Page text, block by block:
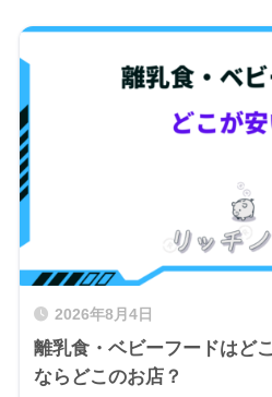
2026年8月4日
離乳食・ベビーフードはど
ならどこのお店？